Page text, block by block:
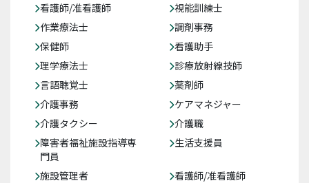
看護師/准看護師
視能訓練士
作業療法士
調剤事務
保健師
看護助手
理学療法士
診療放射線技師
言語聴覚士
薬剤師
介護事務
ケアマネジャー
介護タクシー
介護職
障害者福祉施設指導専
門員
生活支援員
施設管理者
看護師/准看護師